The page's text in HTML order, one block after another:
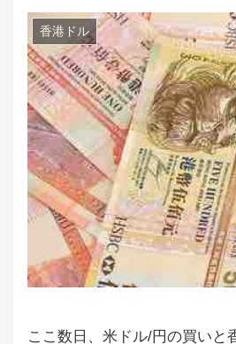
香港ドル
ここ数日、米ドル/円の買いと